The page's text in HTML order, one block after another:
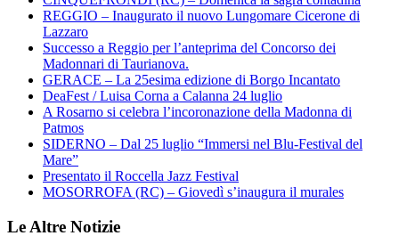
REGGIO – Inaugurato il nuovo Lungomare Cicerone di
Lazzaro
Successo a Reggio per l’anteprima del Concorso dei
Madonnari di Taurianova.
GERACE – La 25esima edizione di Borgo Incantato
DeaFest / Luisa Corna a Calanna 24 luglio
A Rosarno si celebra l’incoronazione della Madonna di
Patmos
SIDERNO – Dal 25 luglio “Immersi nel Blu-Festival del
Mare”
Presentato il Roccella Jazz Festival
MOSORROFA (RC) – Giovedì s’inaugura il murales
Le Altre Notizie